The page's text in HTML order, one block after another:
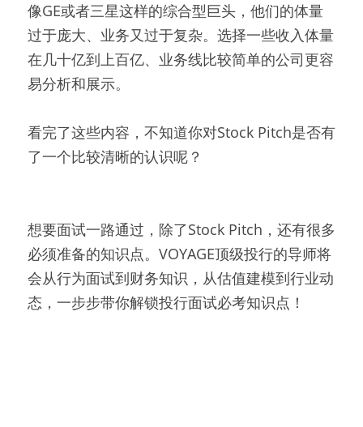
像GE或者三星这样的综合型巨头，他们的体量
过于庞大、业务又过于复杂。选择一些收入体量
在几十亿到上百亿、业务线比较简单的公司更容
易分析和展示。
看完了这些内容，不知道你对Stock Pitch是否有
了一个比较清晰的认识呢？
想要面试一路通过，除了Stock Pitch，还有很多
必须准备的知识点。VOYAGE顶级投行的导师将
会从行为面试到财务知识，从估值建模到行业动
态，一步步带你解锁投行面试必考知识点！